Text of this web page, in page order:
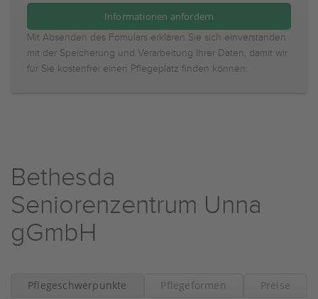
Mit Absenden des Fomulars erklären Sie sich einverstanden
mit der Speicherung und Verarbeitung Ihrer Daten, damit wir
für Sie kostenfrei einen Pflegeplatz finden können.
Bethesda
Seniorenzentrum Unna
gGmbH
Pflegeschwerpunkte Pflegeformen Preise